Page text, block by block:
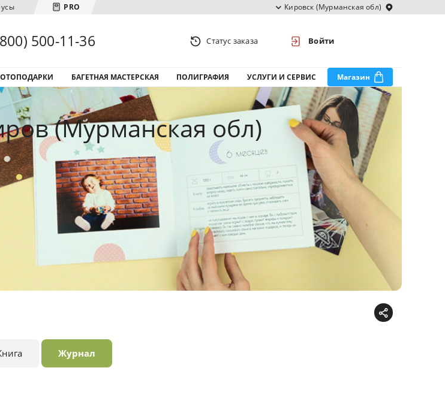
PRO Кировск (Мурманская обл)
городов...
500-11-36 Статус заказа Войти
БАГЕТНАЯ МАСТЕРСКАЯ ПОЛИГРАФИЯ УСЛУГИ И СЕРВИС Магазин
(Мурманская обл)
Журнал